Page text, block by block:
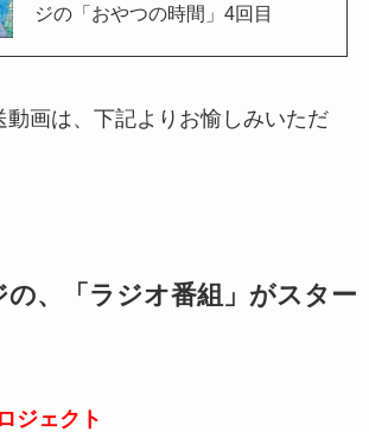
ジの「おやつの時間」4回目
動画は、下記よりお愉しみいただ
の、「ラジオ番組」がスター
ジェクト